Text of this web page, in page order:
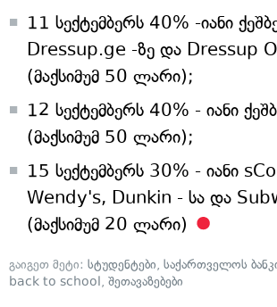
11 სექტემბერს 40% -იანი
Dressup.ge -ზე და Dressup
(მაქსიმუმ 50 ლარი);
12 სექტემბერს 40% - იანი
(მაქსიმუმ 50 ლარი);
15 სექტემბერს 30% - იანი
Wendy's, Dunkin - სა და
(მაქსიმუმ 20 ლარი)
გაიგეთ მეტი: სტუდენტები, საქართველოს
back to school, შეთავაზებები